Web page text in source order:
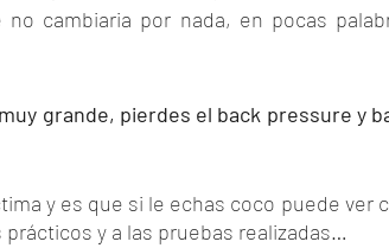
cambiaria por nada, en pocas
grande, pierdes el back pressure y
y es que si le echas coco puede ver
y a las pruebas realizadas…